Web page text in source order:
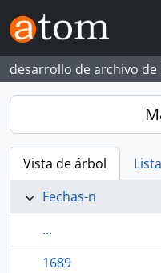
Skip to main content
desarrollo de archivo
Vista de árbol Lista
Fechas-n
...
1689